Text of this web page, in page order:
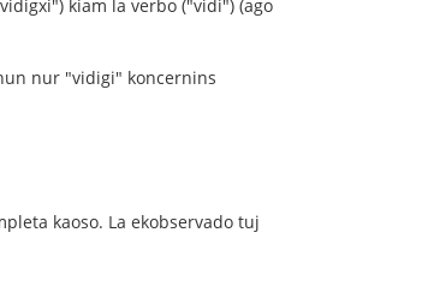
kiam la verbo ("vidi") (ago
nur "vidigi" koncernins
kaoso. La ekobservado tuj